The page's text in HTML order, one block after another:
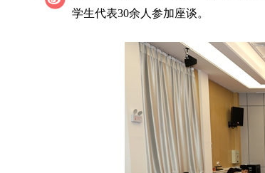
学生代表30余人参加座谈。